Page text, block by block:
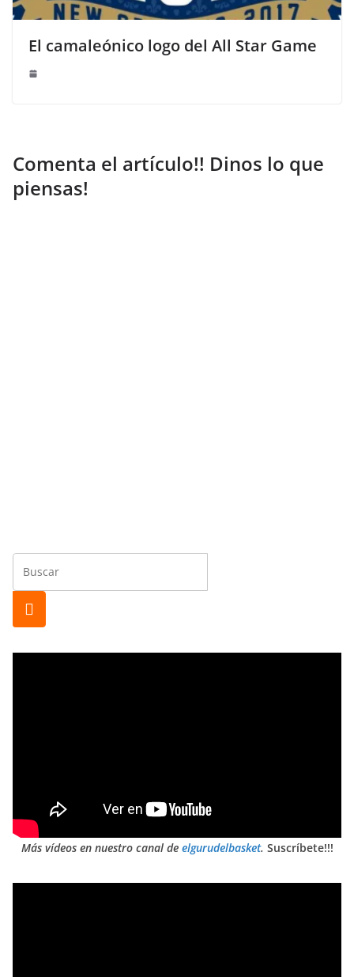
El camaleónico logo del All Star Game
Comenta el artículo!! Dinos lo que
piensas!
Más vídeos en nuestro canal de elgurudelbasket. Suscríbete!!!